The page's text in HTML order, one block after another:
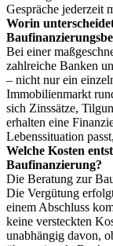
Gespräche jederzeit
Worin
Bei einer
zahlreiche Banken
– nicht nur ein
Immobilienmarkt
sich Zinssätze,
erhalten eine
Lebenssituation
Welche Kosten
Baufinanzierung?
Die Beratung zur
Die Vergütung
einem Abschluss
keine versteckten
unabhängig davon,